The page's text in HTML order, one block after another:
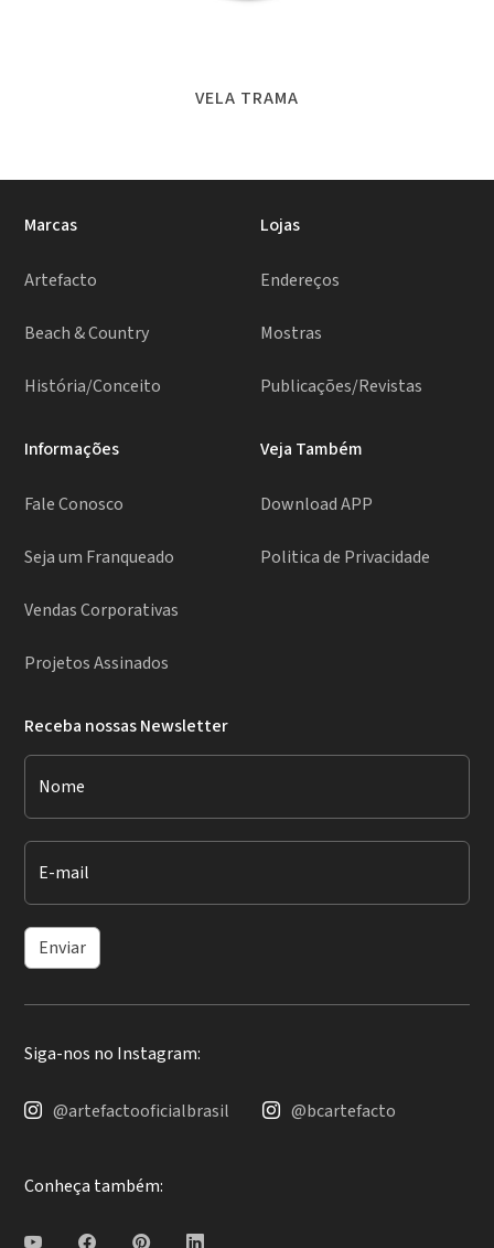
VELA TRAMA
Marcas
Artefacto
Beach & Country
História/Conceito
Lojas
Endereços
Mostras
Publicações/Revistas
Informações
Fale Conosco
Seja um Franqueado
Vendas Corporativas
Projetos Assinados
Veja Também
Download APP
Politica de Privacidade
Receba nossas Newsletter
Nome
E-mail
Enviar
Siga-nos no Instagram:
@artefactooficialbrasil @bcartefacto
Conheça também: